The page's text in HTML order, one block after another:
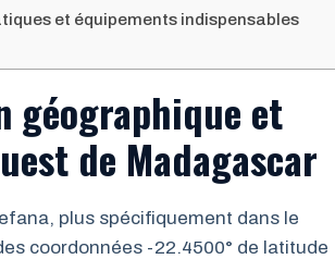
et équipements indispensables
et
de Madagascar
plus spécifiquement dans le
coordonnées -22.4500° de latitude